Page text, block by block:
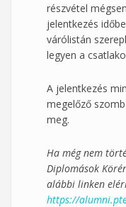
részvétel
jelentkezés
várólistán
legyen a
A jelentkezés
megelőző
meg.
Ha még nem
Diplomások
alábbi linken
https://